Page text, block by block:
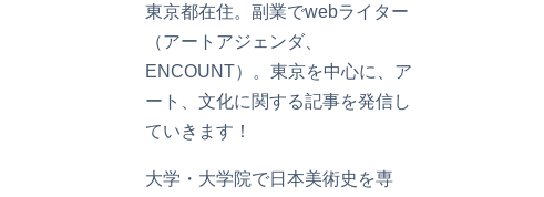
東京都在住。副業でwebライター
（アートアジェンダ、
ENCOUNT）。東京を中心に、ア
ート、文化に関する記事を発信し
ていきます！
大学・大学院で日本美術史を専